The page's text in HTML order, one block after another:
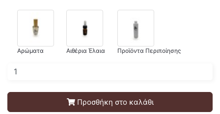
Αρώματα Αιθέρια Έλαια Προϊόντα Περιποίησης
Προσθήκη στο καλάθι